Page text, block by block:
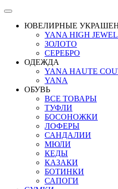
ЮВЕЛИРНЫЕ
YANA HIGH
ЗОЛОТО
СЕРЕБРО
ОДЕЖДА
YANA HAUTE
YANA
ОБУВЬ
ВСЕ ТОВАРЫ
ТУФЛИ
БОСОНОЖКИ
ЛОФЕРЫ
САНДАЛИИ
МЮЛИ
КЕДЫ
КАЗАКИ
БОТИНКИ
САПОГИ